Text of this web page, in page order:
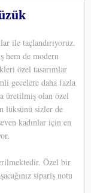
ile taçlandırıyoruz.
hem de modern
özel tasarımlar
gecelere daha fazla
üretilmiş olan özel
lüksünü sizler de
kadınlar için en
Özel bir
sipariş notu